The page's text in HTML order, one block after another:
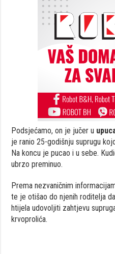
Podsjećamo, on je jučer u
je ranio 25-godišnju suprugu
Na koncu je pucao i u sebe.
ubrzo preminuo.
Prema nezvaničnim
te je otišao do njenih roditelja
htijela udovoljiti zahtjevu
krvoprolića.